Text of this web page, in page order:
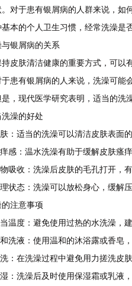
对于患有银屑病的人群来说，如
本的个人卫生习惯，经常洗澡是
银屑病的关系
肤清洁健康的重要方式，可以
患有银屑病的人来说，洗澡可能
，现代医学研究表明，适当的洗
澡的好处
适当的洗澡可以清洁皮肤表面的
：温水洗澡有助于缓解皮肤瘙痒
收：洗澡后皮肤的毛孔打开，有
态：洗澡可以放松身心，缓解压
注意事项
度：避免使用过热的水洗澡，建
液：使用温和的沐浴露或香皂，
在洗澡过程中避免用力搓洗皮肤
洗澡后及时使用保湿霜或乳液，